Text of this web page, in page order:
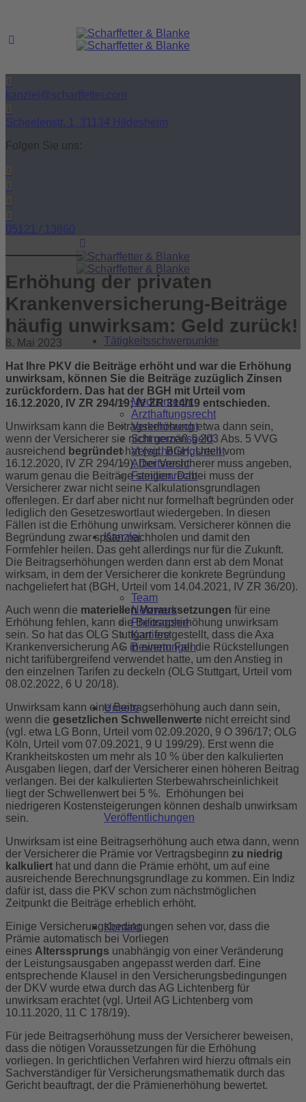
kanzlei@scharffetter.com
Scheelenstr. 1, 31134 Hildesheim
Folgen Sie uns:
05121 / 13860
Tätigkeitsschwerpunkte
Medizinrecht
Arzthaftungsrecht
Verkehrsrecht
Schmerzensgeld
Versicherungsrecht
Arbeitsrecht
Familienrecht
Kanzlei
Team
Netzwerk
Philosophie
Karriere
Bewertungen
Unsere
Veröffentlichungen
Kontakt
Erhöhung der privaten
Krankenversicherung-Beiträge
häufig unwirksam: Geld zurück!
8. Mai 2023
Hat Ihre PKV die Beiträge erhöht und war die Erhöhung
unwirksam, können Sie die Beiträge zuzüglich Zinsen
zurückfordern. Das hat der BGH mit Urteil vom
16.12.2020, IV ZR 294/19; IV ZR 314/19 entschieden.
Unwirksam kann die Beitragserhöhung etwa dann sein,
wenn der Versicherer sie nicht gemäß § 203 Abs. 5 VVG
ausreichend begründethat (vgl. BGH, Urteil vom
16.12.2020, IV ZR 294/19). Der Versicherer muss angeben,
warum genau die Beiträge steigen. Dabei muss der
Versicherer zwar nicht seine Kalkulationsgrundlagen
offenlegen. Er darf aber nicht nur formelhaft begründen oder
lediglich den Gesetzeswortlaut wiedergeben. In diesen
Fällen ist die Erhöhung unwirksam. Versicherer können die
Begründung zwar später nachholen und damit den
Formfehler heilen. Das geht allerdings nur für die Zukunft.
Die Beitragserhöhungen werden dann erst ab dem Monat
wirksam, in dem der Versicherer die konkrete Begründung
nachgeliefert hat (BGH, Urteil vom 14.04.2021, IV ZR 36/20).
Auch wenn die materiellen Voraussetzungen für eine
Erhöhung fehlen, kann die Beitragserhöhung unwirksam
sein. So hat das OLG Stuttgart festgestellt, dass die Axa
Krankenversicherung AG in einem Fall die Rückstellungen
nicht tarifübergreifend verwendet hatte, um den Anstieg in
den einzelnen Tarifen zu deckeln (OLG Stuttgart, Urteil vom
08.02.2022, 6 U 20/18).
Unwirksam kann eine Beitragserhöhung auch dann sein,
wenn die gesetzlichen Schwellenwerte nicht erreicht sind
(vgl. etwa LG Bonn, Urteil vom 02.09.2020, 9 O 396/17; OLG
Köln, Urteil vom 07.09.2021, 9 U 199/29). Erst wenn die
Krankheitskosten um mehr als 10 % über den kalkulierten
Ausgaben liegen, darf der Versicherer einen höheren Beitrag
verlangen. Bei der kalkulierten Sterbewahrscheinlichkeit
liegt der Schwellenwert bei 5 %. Erhöhungen bei
niedrigeren Kostensteigerungen können deshalb unwirksam
sein.
Unwirksam ist eine Beitragserhöhung auch etwa dann, wenn
der Versicherer die Prämie vor Vertragsbeginn zu niedrig
kalkuliert hat und dann die Prämie erhöht, um auf eine
ausreichende Berechnungsgrundlage zu kommen. Ein Indiz
dafür ist, dass die PKV schon zum nächstmöglichen
Zeitpunkt die Beiträge erheblich erhöht.
Einige Versicherungsbedingungen sehen vor, dass die
Prämie automatisch bei Vorliegen
eines Alterssprungs unabhängig von einer Veränderung
der Leistungsausgaben angepasst werden darf. Eine
entsprechende Klausel in den Versicherungsbedingungen
der DKV wurde etwa durch das AG Lichtenberg für
unwirksam erachtet (vgl. Urteil AG Lichtenberg vom
10.11.2020, 11 C 178/19).
Für jede Beitragserhöhung muss der Versicherer beweisen,
dass die nötigen Voraussetzungen für die Erhöhung
vorliegen. In gerichtlichen Verfahren wird hierzu oftmals ein
Sachverständiger für Versicherungsmathematik durch das
Gericht beauftragt, der die Prämienerhöhung bewertet.